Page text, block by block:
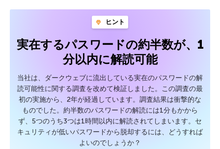
ヒント
実在するパスワードの約半数が、1
分以内に解読可能
当社は、ダークウェブに流出している実在のパスワードの解
読可能性に関する調査を改めて検証しました。この調査の最
初の実施から、2年が経過しています。調査結果は衝撃的な
ものでした。約半数のパスワードの解読には1分もかから
ず、5つのうち3つは1時間以内に解読されてしまいます。セ
キュリティが低いパスワードから脱却するには、どうすれば
よいのでしょうか？